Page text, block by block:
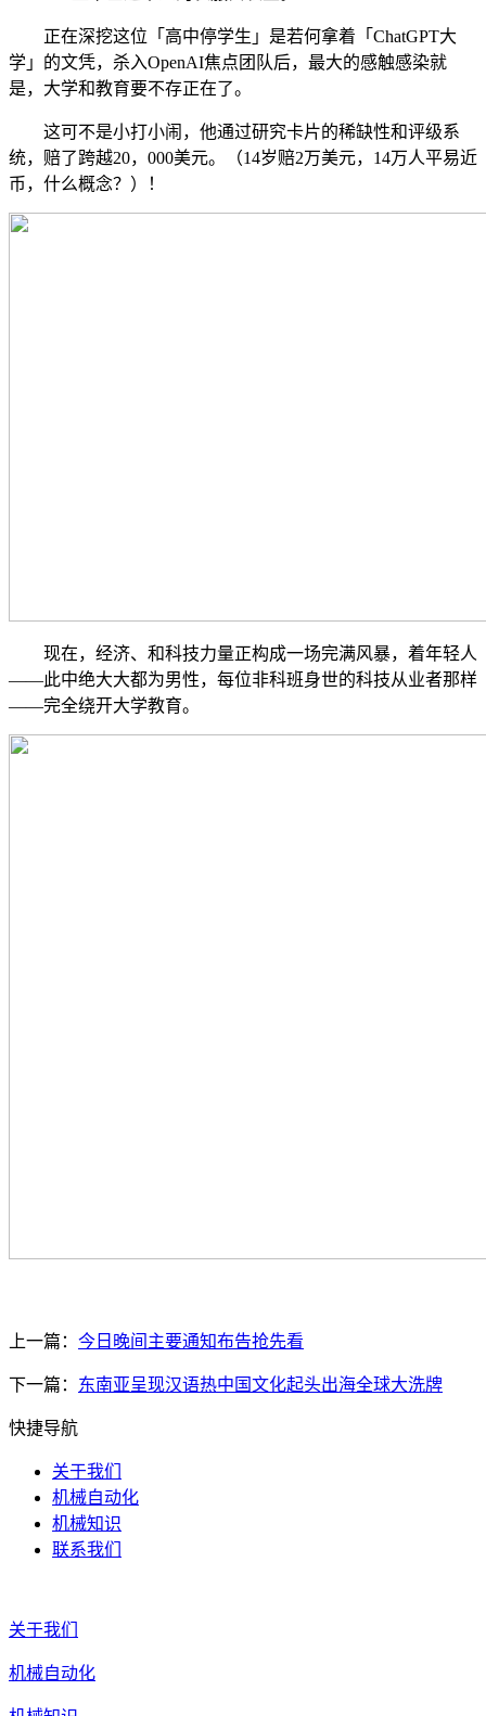
正在深挖这位「高中停学生」是若何拿着「ChatGPT大
学」的文凭，杀入OpenAI焦点团队后，最大的感触感染就
是，大学和教育要不存正在了。
这可不是小打小闹，他通过研究卡片的稀缺性和评级系
统，赔了跨越20，000美元。（14岁赔2万美元，14万人平易近
币，什么概念？）！
现在，经济、和科技力量正构成一场完满风暴，着年轻人
——此中绝大大都为男性，每位非科班身世的科技从业者那样
——完全绕开大学教育。
上一篇： 今日晚间主要通知布告抢先看
下一篇： 东南亚呈现汉语热中国文化起头出海全球大洗牌
快捷导航
关于我们
机械自动化
机械知识
联系我们
关于我们
机械自动化